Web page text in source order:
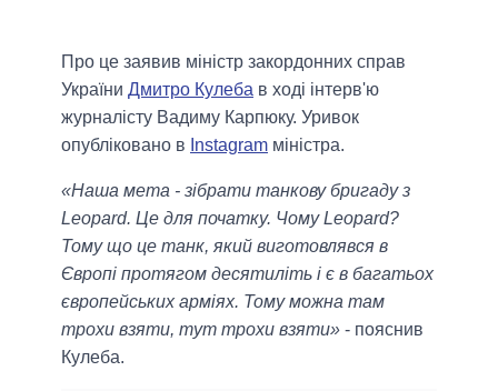
Про це заявив міністр закордонних справ
України Дмитро Кулеба в ході інтерв'ю
журналісту Вадиму Карпюку. Уривок
опубліковано в Instagram міністра.
«Наша мета - зібрати танкову бригаду з
Leopard. Це для початку. Чому Leopard?
Тому що це танк, який виготовлявся в
Європі протягом десятиліть і є в багатьох
європейських арміях. Тому можна там
трохи взяти, тут трохи взяти» - пояснив
Кулеба.